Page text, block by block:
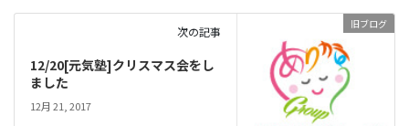
旧ブログ
次の記事
12/20[元気塾]クリスマス会をし
ました
12月 21, 2017